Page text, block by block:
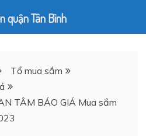
Tổ mua sắm
TÂM BÁO GIÁ Mua sắm
quận Tân Bình